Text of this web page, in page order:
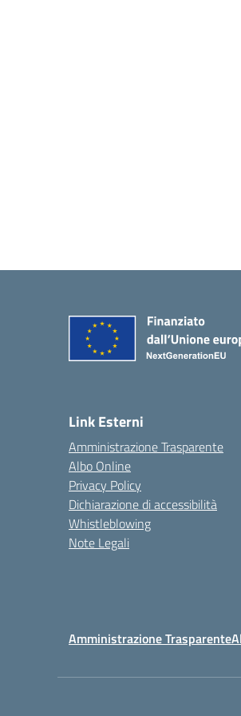
Link Esterni
Amministrazione Trasparente
Albo Online
Privacy Policy
Dichiarazione di accessibilità
Whistleblowing
Note Legali
Amministrazione Trasparente